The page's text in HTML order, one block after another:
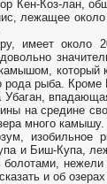
Кен-Коз-лан,
лежащее около
имеет около
который
рода рыба.
Убаган,
на средине
много камышу.
и Биш-Купа,
и об